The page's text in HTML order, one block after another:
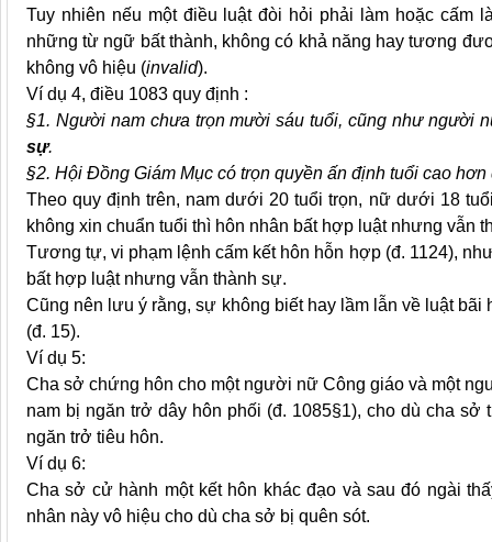
Tuy nhiên nếu một điều luật đòi hỏi phải làm hoặc cấm
những từ ngữ bất thành, không có khả năng hay tương
không vô hiệu (invalid).
Ví dụ 4, điều 1083 quy định :
§1. Người nam chưa trọn mười sáu tuổi, cũng như người
sự.
§2. Hội Đồng Giám Mục có trọn quyền ấn định tuổi cao
Theo quy định trên, nam dưới 20 tuổi trọn, nữ dưới 18
không xin chuẩn tuổi thì hôn nhân bất hợp luật nhưng vẫn
Tương tự, vi phạm lệnh cấm kết hôn hỗn hợp(đ. 1124),
bất hợp luật nhưng vẫn thành sự.
Cũng nên lưu ý rằng, sự không biết hay lầm lẫn về luật
(đ. 15).
Ví dụ 5:
Cha sở chứng hôn cho một người nữ Công giáo và một
nam bị ngăn trở dây hôn phối (đ. 1085§1), cho dù cha
ngăn trở tiêu hôn.
Ví dụ 6:
Cha sở cử hành một kết hôn khác đạo và sau đó ngài
nhân này vô hiệu cho dù cha sở bị quên sót.